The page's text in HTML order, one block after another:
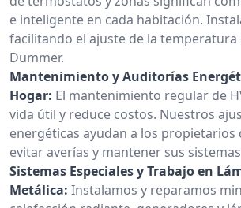
e inteligente en cada habitación.
facilitando el ajuste de la
Dummer.
Mantenimiento y Auditorías
Hogar: El mantenimiento regular de
vida útil y reduce costos. Nuestros
energéticas ayudan a los propietarios
evitar averías y mantener sus
Sistemas Especiales y Trabajo en
Metálica: Instalamos y reparamos